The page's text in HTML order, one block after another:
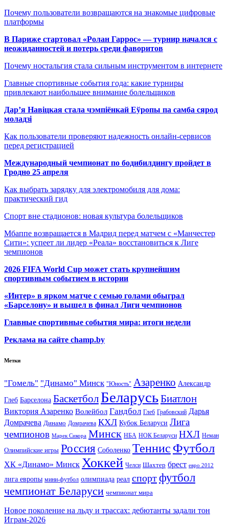
Почему пользователи возвращаются на знакомые цифровые
платформы
В Париже стартовал «Ролан Гаррос» — турнир начался с
неожиданностей и потерь среди фаворитов
Почему ностальгия стала сильным инструментом в интернете
Главные спортивные события года: какие турниры
привлекают наибольшее внимание болельщиков
Дар’я Навіцкая стала чэмпіёнкай Еўропы па самба сярод
моладзі
Как пользователи проверяют надежность онлайн-сервисов
перед регистрацией
Международный чемпионат по бодибилдингу пройдет в
Гродно 25 апреля
Как выбрать зарядку для электромобиля для дома:
практический гид
Спорт вне стадионов: новая культура болельщиков
Мбаппе возвращается в Мадрид перед матчем с «Манчестер
Сити»: успеет ли лидер «Реала» восстановиться к Лиге
чемпионов
2026 FIFA World Cup может стать крупнейшим
спортивным событием в истории
«Интер» в ярком матче с семью голами обыграл
«Барселону» и вышел в финал Лиги чемпионов
Главные спортивные события мира: итоги недели
Реклама на сайте champ.by
Метки
"Гомель" "Динамо" Минск "Юность" Азаренко Александр
Глеб Барселона Баскетбол БеларусьБиатлон
Виктория Азаренко Волейбол Гандбол Глеб Грабовский Дарья
Домрачева Динамо Домрачева КХЛ Кубок Беларуси Лига
чемпионов Марек Сикора Минск НБА НОК Беларуси НХЛ Неман
Олимпийские игры Россия Соболенко Теннис Футбол
ХК «Динамо» Минск Хоккей Челси Шахтер брест евро 2012
лига европы мини-футбол олимпиада реал спортфутбол
чемпионат Беларуси чемпионат мира
Новое поколение на льду и трассах: дебютанты задали тон
Играм-2026